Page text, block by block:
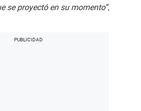
se proyectó en su momento”,